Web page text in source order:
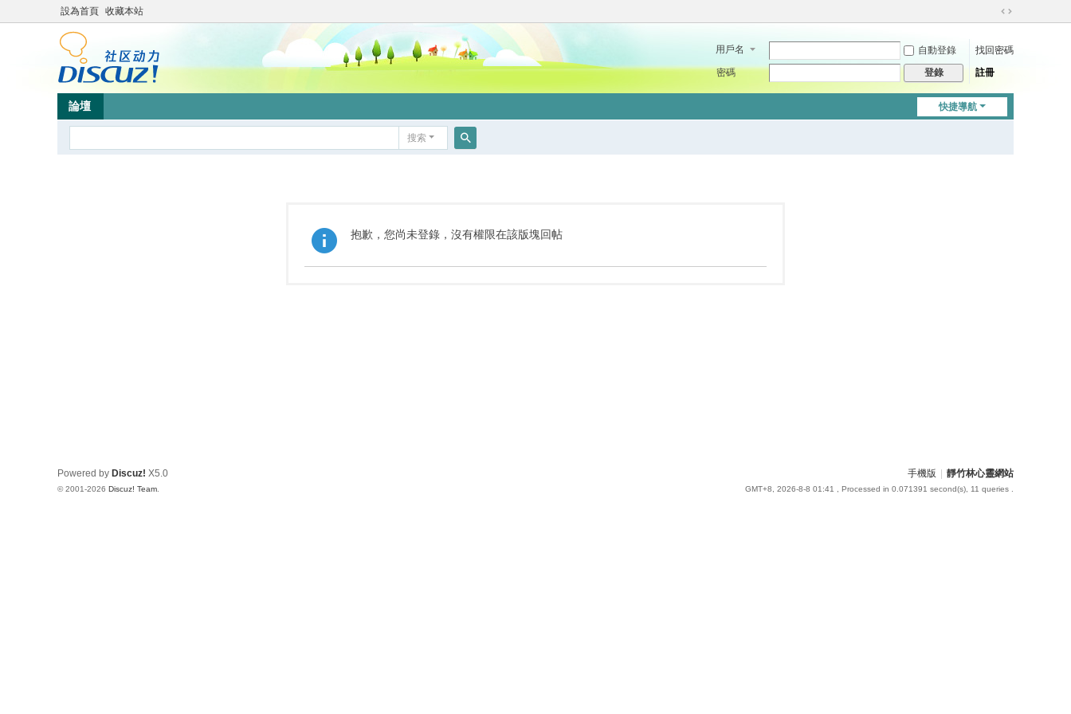
設為首頁 收藏本站
切
到
用戶名 自動登錄
找回密碼
密碼
登錄 註冊
快捷導航
論壇
搜索
抱歉，您尚未登錄，沒有權限在該版塊回帖
手機版 靜竹林心靈網站
GMT+8, 2026-8-8 01:41 , Processed in 0.071391 second(s), 11 queries .
Powered by Discuz! X5.0
© 2001-2026 Discuz! Team